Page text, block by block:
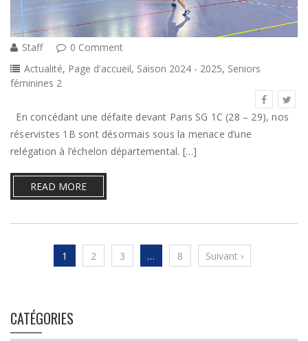
Staff
0 Comment
Actualité, Page d'accueil, Saison 2024 - 2025, Seniors
féminines 2
En concédant une défaite devant Paris SG 1C (28 – 29), nos
réservistes 1B sont désormais sous la menace d’une
relégation à l’échelon départemental. […]
READ MORE
1 2 3 … 8 Suivant ›
CATÉGORIES